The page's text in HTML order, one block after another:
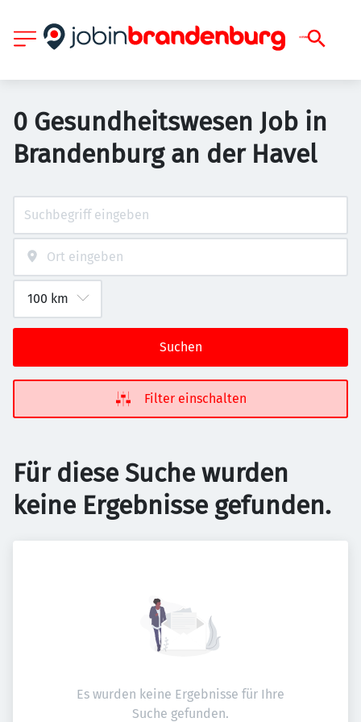
0 Gesundheitswesen Job in
Brandenburg an der Havel
Suchen
Filter einschalten
Für diese Suche wurden
keine Ergebnisse gefunden.
Es wurden keine Ergebnisse für Ihre
Suche gefunden.